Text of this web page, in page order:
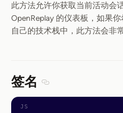
JavaScript
此方法允许你获取当前活动会
OpenReplay 的仪表板，如果
自己的技术栈中，此方法会非
签名